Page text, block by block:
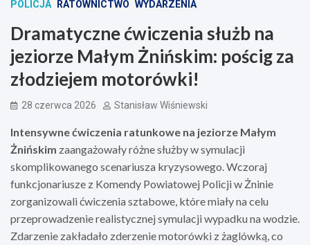
POLICJA RATOWNICTWO WYDARZENIA
Dramatyczne ćwiczenia służb na
jeziorze Małym Żnińskim: pościg za
złodziejem motorówki!
28 czerwca 2026 Stanisław Wiśniewski
Intensywne ćwiczenia ratunkowe na jeziorze Małym
Żnińskim zaangażowały różne służby w symulacji
skomplikowanego scenariusza kryzysowego. Wczoraj
funkcjonariusze z Komendy Powiatowej Policji w Żninie
zorganizowali ćwiczenia sztabowe, które miały na celu
przeprowadzenie realistycznej symulacji wypadku na wodzie.
Zdarzenie zakładało zderzenie motorówki z żaglówką, co